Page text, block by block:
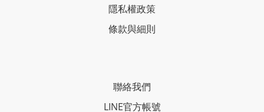
隱私權政策
條款與細則
聯絡我們
LINE官方帳號